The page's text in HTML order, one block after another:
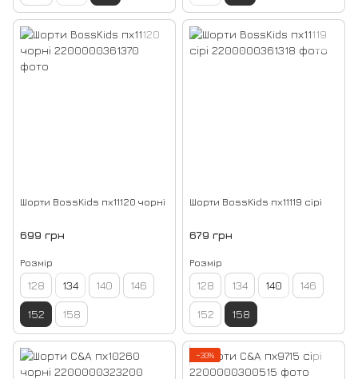
Шорти BossKids пх11120 чорні
699 грн
Розмір
128 134 140 146
152 158
Шорти BossKids пх11119 сірі
679 грн
Розмір
128 134 140 146
152 158
−30%